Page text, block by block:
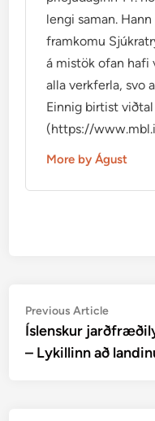
lengi saman.
framkomu
á mistök ofan hafi
alla verkferla, svo
Einnig birtist
(https://
More by Águst
Post
navigation
Previous ArticlePrevious
article:
Íslenskur
– Lykillinn að